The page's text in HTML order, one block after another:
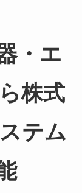
・エ
株式
テム